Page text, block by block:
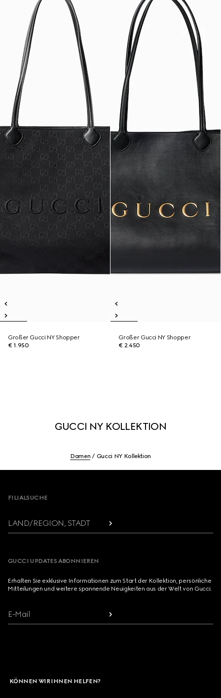
Großer Gucci NY Shopper
€ 1.950
Großer Gucci NY Shopper
€ 2.450
GUCCI NY KOLLEKTION
Damen Gucci NY Kollektion
FILIALSUCHE
LAND/REGION, STADT
GUCCI UPDATES ABONNIEREN
Erhalten Sie exklusive Informationen zum Start der Kollektion, persönliche
Mitteilungen und weitere spannende Neuigkeiten aus der Welt von Gucci.
E-Mail
KÖNNEN WIR IHNEN HELFEN?